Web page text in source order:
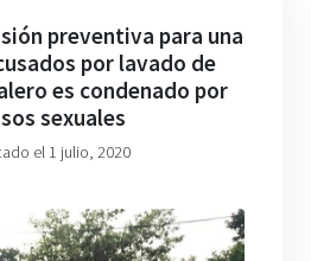
preventiva para una
por lavado de
es condenado por
sexuales
el 1 julio, 2020